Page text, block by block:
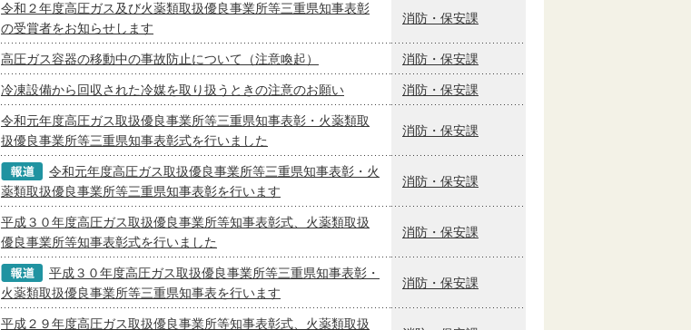
令和２年度高圧ガス及び火薬類取扱優良事業所等三重県知事表彰
の受賞者をお知らせします
消防・保安課
高圧ガス容器の移動中の事故防止について（注意喚起） 消防・保安課
冷凍設備から回収された冷媒を取り扱うときの注意のお願い 消防・保安課
令和元年度高圧ガス取扱優良事業所等三重県知事表彰・火薬類取
扱優良事業所等三重県知事表彰式を行いました
消防・保安課
令和元年度高圧ガス取扱優良事業所等三重県知事表彰・火
薬類取扱優良事業所等三重県知事表彰を行います
消防・保安課
平成３０年度高圧ガス取扱優良事業所等知事表彰式、火薬類取扱
優良事業所等知事表彰式を行いました
消防・保安課
平成３０年度高圧ガス取扱優良事業所等三重県知事表彰・
火薬類取扱優良事業所等三重県知事表を行います
消防・保安課
平成２９年度高圧ガス取扱優良事業所等知事表彰式、火薬類取扱